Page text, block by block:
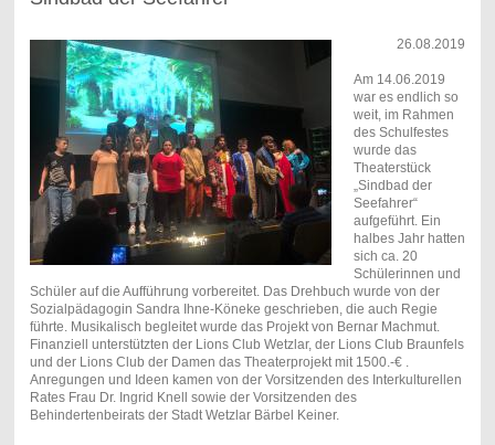
26.08.2019
Am 14.06.2019
war es endlich so
weit, im Rahmen
des Schulfestes
wurde das
Theaterstück
„Sindbad der
Seefahrer“
aufgeführt. Ein
halbes Jahr hatten
sich ca. 20
Schülerinnen und
Schüler auf die Aufführung vorbereitet. Das Drehbuch wurde von der
Sozialpädagogin Sandra Ihne-Köneke geschrieben, die auch Regie
führte. Musikalisch begleitet wurde das Projekt von Bernar Machmut.
Finanziell unterstützten der Lions Club Wetzlar, der Lions Club Braunfels
und der Lions Club der Damen das Theaterprojekt mit 1500.-€ .
Anregungen und Ideen kamen von der Vorsitzenden des Interkulturellen
Rates Frau Dr. Ingrid Knell sowie der Vorsitzenden des
Behindertenbeirats der Stadt Wetzlar Bärbel Keiner.